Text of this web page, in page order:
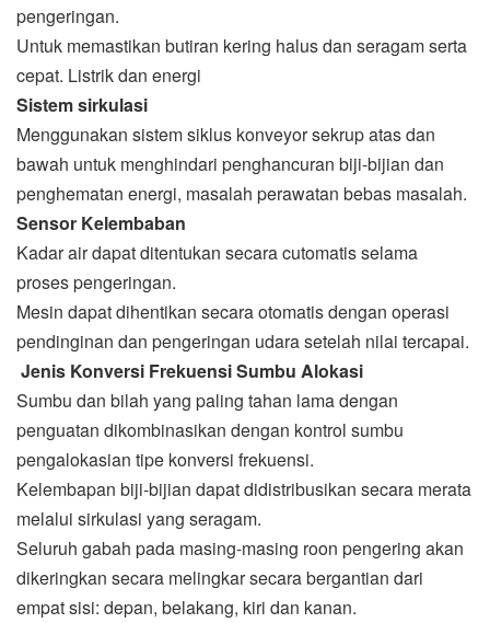
pengeringan.
Untuk memastikan butiran kering halus dan seragam serta
cepat. Listrik dan energi
Sistem sirkulasi
Menggunakan sistem siklus konveyor sekrup atas dan
bawah untuk menghindari penghancuran biji-bijian dan
penghematan energi, masalah perawatan bebas masalah.
Sensor Kelembaban
Kadar air dapat ditentukan secara cutomatis selama
proses pengeringan.
Mesin dapat dihentikan secara otomatis dengan operasi
pendinginan dan pengeringan udara setelah nilai tercapai.
Jenis Konversi Frekuensi Sumbu Alokasi
Sumbu dan bilah yang paling tahan lama dengan
penguatan dikombinasikan dengan kontrol sumbu
pengalokasian tipe konversi frekuensi.
Kelembapan biji-bijian dapat didistribusikan secara merata
melalui sirkulasi yang seragam.
Seluruh gabah pada masing-masing roon pengering akan
dikeringkan secara melingkar secara bergantian dari
empat sisi: depan, belakang, kiri dan kanan.